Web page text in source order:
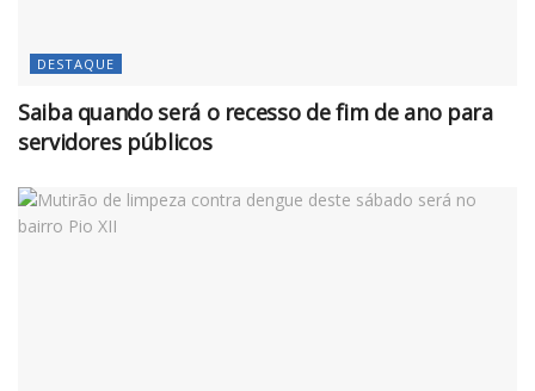
DESTAQUE
Saiba quando será o recesso de fim de ano para
servidores públicos